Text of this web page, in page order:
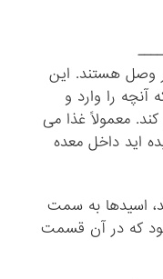
وصل هستند. این
را وارد و
معمولاً غذا می
اید داخل معده
اسیدها به سمت
که در آن قسمت